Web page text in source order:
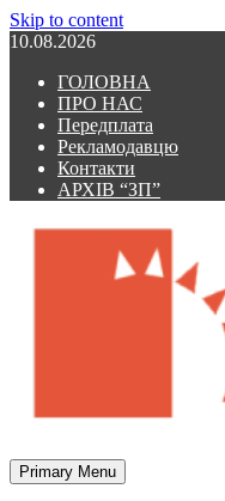
Skip to content
10.08.2026
ГОЛОВНА
ПРО НАС
Передплата
Рекламодавцю
Контакти
АРХІВ “ЗП”
Зоря Полтавщини
Зоря Полтавщини
Primary Menu